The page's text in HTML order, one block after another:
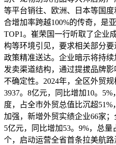
等平台销往、欧洲、日本等国
合增加率跨越100%的传奇，是
TOP1。崔荣国一行听取了企业
构等环境引见，要求相关部分
政策精准送达。企业暗示将持
发卖渠道结构，通过提拔品牌
不确定性。2024年，全区外贸
3937。8亿元，同比增加10。
度，占全市外贸总值比沉超
加强，新增外贸实绩企业66家；
5亿元，同比增加53。9%，总
个，启动运营全省首条拉美航